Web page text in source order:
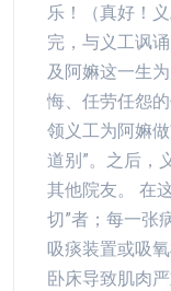
乐！（真好！
完，与义工讽
及阿嫲这一生
悔、任劳任怨
领义工为阿嫲
道别”。之后，
其他院友。 在
切”者；每一张
吸痰装置或吸
卧床导致肌肉